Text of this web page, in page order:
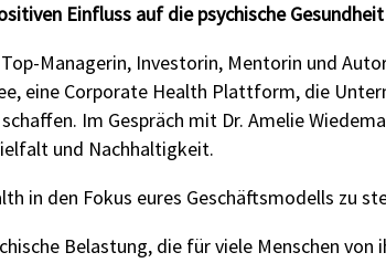
Einfluss auf die psychische
Managerin, Investorin, Mentorin und
eine Corporate Health Plattform, die
Im Gespräch mit Dr. Amelie
und Nachhaltigkeit.
in den Fokus eures Geschäftsmodells zu
Belastung, die für viele Menschen von